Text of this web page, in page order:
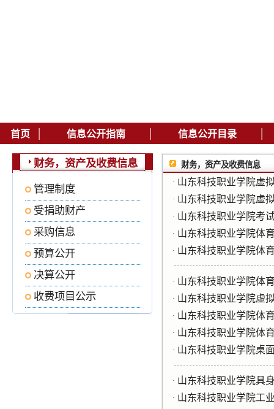
首页 | 信息公开指南 | 信息公开目录 |
财务，资产及收费信息
管理制度
受捐助财产
采购信息
预算公开
决算公开
收费项目公示
财务，资产及收费信息
· 山东科技职业学院虚
· 山东科技职业学院虚
· 山东科技职业学院考
· 山东科技职业学院体
· 山东科技职业学院体
· 山东科技职业学院体
· 山东科技职业学院虚
· 山东科技职业学院体
· 山东科技职业学院体
· 山东科技职业学院桌
· 山东科技职业学院具
· 山东科技职业学院工